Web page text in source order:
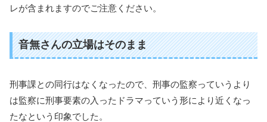
レが含まれますのでご注意ください。
音無さんの立場はそのまま
刑事課との同行はなくなったので、刑事の監察っていうより
は監察に刑事要素の入ったドラマっていう形により近くなっ
たなという印象でした。